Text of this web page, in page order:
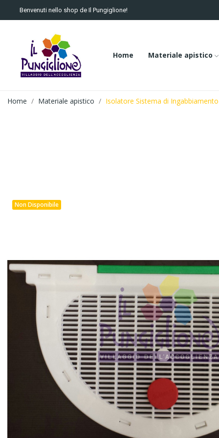
Benvenuti nello shop de Il Pungiglione!
Home Materiale apistico
Home Materiale apistico Isolatore Sistema di
Non Disponibile